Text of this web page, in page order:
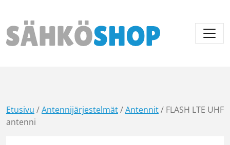
Päävalikko
Etusivu /Antennijärjestelmät/Antennit/ FLASH LTE UHF
antenni